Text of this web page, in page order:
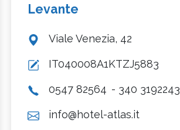
Levante
Viale Venezia, 42
IT040008A1KTZJ5883
0547 82564 - 340 3192243
info@hotel-atlas.it